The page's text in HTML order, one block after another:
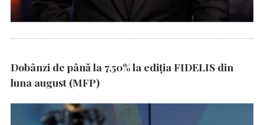
Dobânzi de până la 7,50% la ediția FIDELIS din
luna august (MFP)